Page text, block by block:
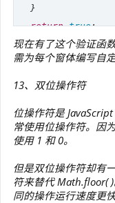
  }
return true;
console
console
现在有了这个验证函
需为每个窗体编写自
13、双位操作符
位操作符是
常使用位操作符。因
使用 1 和 0。
但是双位操作符却有
符来替代 Math.floor(
同的操作运行速度更快